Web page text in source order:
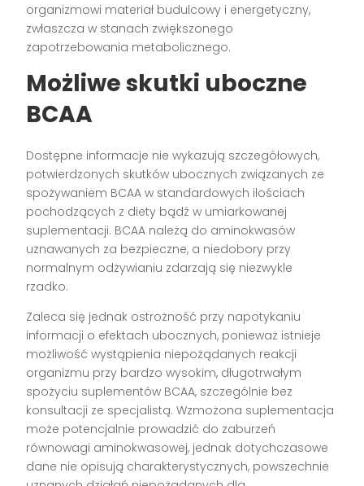
organizmowi materiał budulcowy i energetyczny,
zwłaszcza w stanach zwiększonego
zapotrzebowania metabolicznego.
Możliwe skutki uboczne
BCAA
Dostępne informacje nie wykazują szczegółowych,
potwierdzonych skutków ubocznych związanych ze
spożywaniem BCAA w standardowych ilościach
pochodzących z diety bądź w umiarkowanej
suplementacji. BCAA należą do aminokwasów
uznawanych za bezpieczne, a niedobory przy
normalnym odżywianiu zdarzają się niezwykle
rzadko.
Zaleca się jednak ostrożność przy napotykaniu
informacji o efektach ubocznych, ponieważ istnieje
możliwość wystąpienia niepożądanych reakcji
organizmu przy bardzo wysokim, długotrwałym
spożyciu suplementów BCAA, szczególnie bez
konsultacji ze specjalistą. Wzmożona suplementacja
może potencjalnie prowadzić do zaburzeń
równowagi aminokwasowej, jednak dotychczasowe
dane nie opisują charakterystycznych, powszechnie